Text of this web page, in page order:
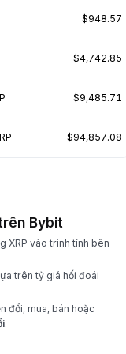
$948.57
$4,742.85
$9,485.71
$94,857.08
Bybit
XRP vào trình tính bên
trên tỷ giá hối đoái
đổi, mua, bán hoặc
.